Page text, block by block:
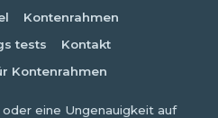
Kontenrahmen
tests
Kontakt
Kontenrahmen
eine Ungenauigkeit auf